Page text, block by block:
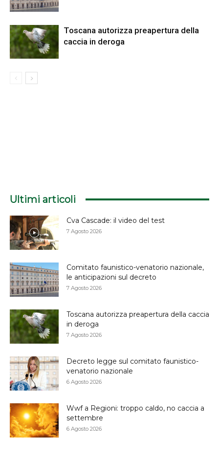
Toscana autorizza preapertura della
caccia in deroga
Ultimi articoli
Cva Cascade: il video del test
7 Agosto 2026
Comitato faunistico-venatorio nazionale,
le anticipazioni sul decreto
7 Agosto 2026
Toscana autorizza preapertura della caccia
in deroga
7 Agosto 2026
Decreto legge sul comitato faunistico-
venatorio nazionale
6 Agosto 2026
Wwf a Regioni: troppo caldo, no caccia a
settembre
6 Agosto 2026